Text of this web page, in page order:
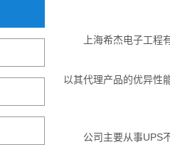
上海希杰电子工
以其代理产品的优异性
公司主要从事UPS